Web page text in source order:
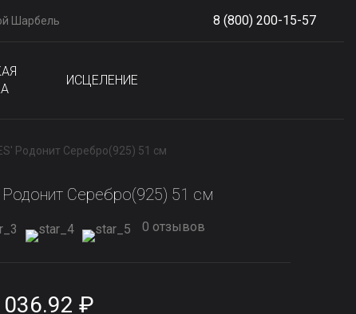
Шарбель 8 (800) 200-15-57
ИСЦЕЛЕНИЕ
Родонит Серебро(925) 51 см
Серебро(925) 51 см
0 отзывов
036.92 ₽